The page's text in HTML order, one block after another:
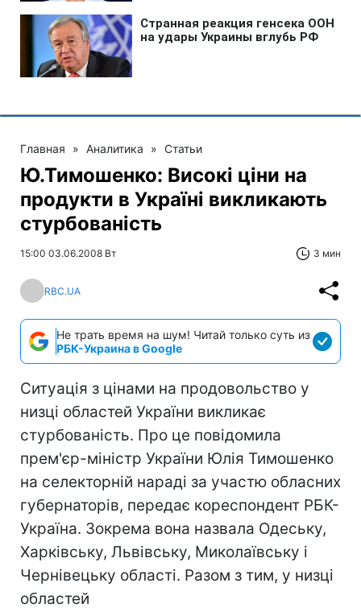
Главная » Аналитика » Статьи
Ю.Тимошенко: Високі ціни на
продукти в Україні викликають
стурбованість
15:00 03.06.2008 Вт 3 мин
RBC.UA
Не трать время на шум! Читай только суть из
РБК-Украина в Google
Ситуація з цінами на продовольство у
низці областей України викликає
стурбованість. Про це повідомила
прем'єр-міністр України Юлія Тимошенко
на селекторній нараді за участю обласних
губернаторів, передає кореспондент РБК-
Україна. Зокрема вона назвала Одеську,
Харківську, Львівську, Миколаївську і
Чернівецьку області. Разом з тим, у низці
областей